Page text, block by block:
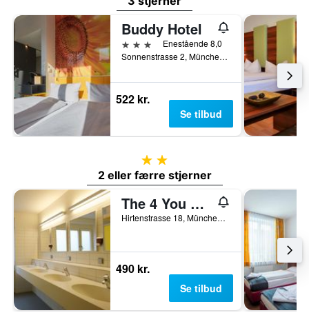
Buddy Hotel
3 stjernerEnestående 8,0
Sonnenstrasse 2, München, Bayern, Tyskland
522 kr.
Se tilbud
2 stjerner
2 eller færre stjerner
The 4 You Hostel & Hotel
Hirtenstrasse 18, München, Bayern, Tyskland
490 kr.
Se tilbud